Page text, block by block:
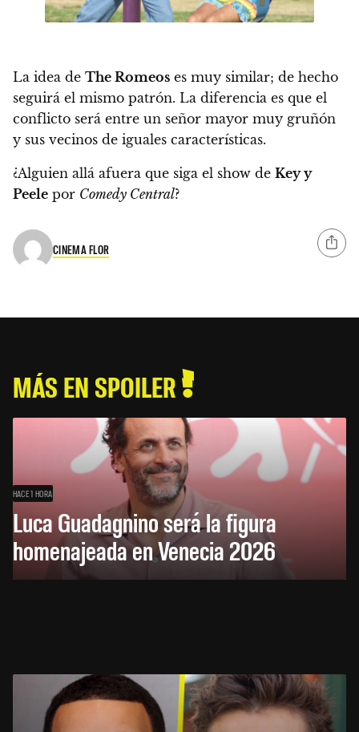
La idea de The Romeos es muy similar; de hecho
seguirá el mismo patrón. La diferencia es que el
conflicto será entre un señor mayor muy gruñón
y sus vecinos de iguales características.
¿Alguien allá afuera que siga el show de Key y
Peele por Comedy Central?
CINEMA FLOR
MÁS EN SPOILER
HACE 1 HORA
Luca Guadagnino será la figura
homenajeada en Venecia 2026